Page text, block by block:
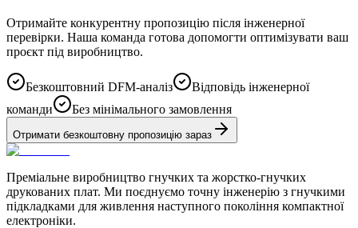
Отримайте конкурентну пропозицію після інженерної
перевірки. Наша команда готова допомогти оптимізувати ваш
проєкт під виробництво.
Безкоштовний DFM-аналіз
Відповідь інженерної
команди
Без мінімального замовлення
Отримати безкоштовну пропозицію зараз
Преміальне виробництво гнучких та жорстко-гнучких
друкованих плат. Ми поєднуємо точну інженерію з гнучкими
підкладками для живлення наступного покоління компактної
електроніки.